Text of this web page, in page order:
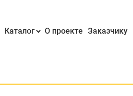
Каталог О проекте Заказчику